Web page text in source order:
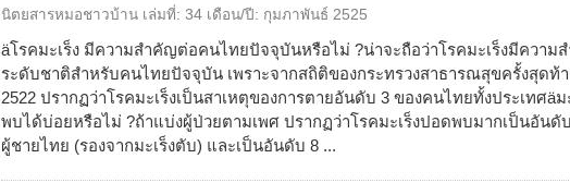
นิตยสารหมอชาวบ้าน เล่มที่: 34 เดือน/ปี: กุมภาพันธ์ 2525
äโรคมะเร็ง มีความสำคัญต่อคนไทยปัจจุบันหรือไม่ ?น่าจะถือว่าโรคมะเร็งมีความ
ระดับชาติสำหรับคนไทยปัจจุบัน เพราะจากสถิติของกระทรวงสาธารณสุขครั้งสุดท้
2522 ปรากฏว่าโรคมะเร็งเป็นสาเหตุของการตายอันดับ 3 ของคนไทยทั้งประเทศäม
พบได้บ่อยหรือไม่ ?ถ้าแบ่งผู้ป่วยตามเพศ ปรากฏว่าโรคมะเร็งปอดพบมากเป็นอันดั
ผู้ชายไทย (รองจากมะเร็งตับ) และเป็นอันดับ 8 ...